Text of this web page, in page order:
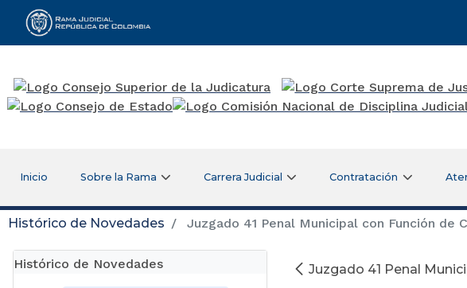
Rama Judicial
Inicio Sobre la Rama Carrera Judicial Contratación
Histórico de Novedades Juzgado 41 Penal Municipal con Función de
Histórico de Novedades Juzgado 41 Penal